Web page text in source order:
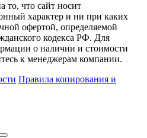
что сайт носит
характер и ни при каких
офертой, определяемой
кодекса РФ. Для
о наличии и стоимости
к менеджерам компании.
Правила копирования и